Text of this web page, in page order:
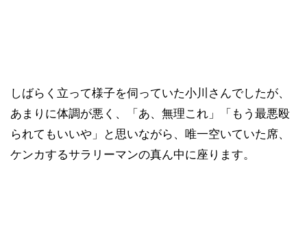
しばらく立って様子を伺っていた小川さんでしたが、
あまりに体調が悪く、「あ、無理これ」「もう最悪殴
られてもいいや」と思いながら、唯一空いていた席、
ケンカするサラリーマンの真ん中に座ります。